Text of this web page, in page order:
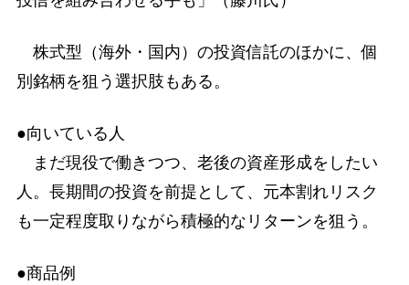
株式型（海外・国内）の投資信託のほかに、個
別銘柄を狙う選択肢もある。
●向いている人
まだ現役で働きつつ、老後の資産形成をしたい
人。長期間の投資を前提として、元本割れリスク
も一定程度取りながら積極的なリターンを狙う。
●商品例